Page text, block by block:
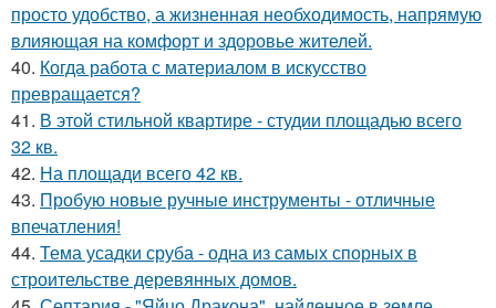
просто удобство, а жизненная необходимость, напрямую
влияющая на комфорт и здоровье жителей.
40. Когда работа с материалом в искусство
превращается?
41. В этой стильной квартире - студии площадью всего
32 кв.
42. На площади всего 42 кв.
43. Пробую новые ручные инструменты - отличные
впечатления!
44. Тема усадки сруба - одна из самых спорных в
строительстве деревянных домов.